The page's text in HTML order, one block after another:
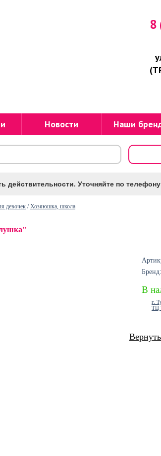
8
Новости Наши
действительности. Уточняйте по
девочек /Хозяюшка, школа
Бренд:
В
г.
ТЦ